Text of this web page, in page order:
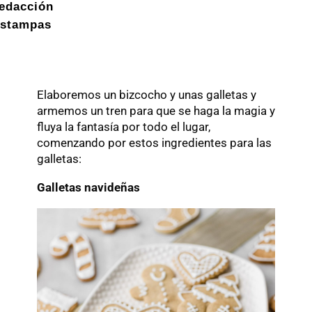
Elaboremos un bizcocho y unas galletas y
armemos un tren para que se haga la magia y
fluya la fantasía por todo el lugar,
comenzando por estos ingredientes para las
galletas:
Galletas navideñas